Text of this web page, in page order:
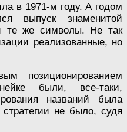
в 1971-м году. А годом
выпуск знаменитой
те же символы. Не так
реализованные, но
позиционированием
были, все-таки,
названий была
не было, судя